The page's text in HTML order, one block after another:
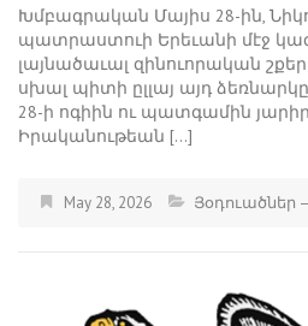
Խմբագրական Մայիս 28-ին,
պատրաստուի Երեւանի մէջ
լայնածաւալ զինուորական
սխալ պիտի ըլլայ այդ
28-ի ոգիին ու պատգամին
Իրականութեան […]
May 28, 2026 Յօդուածներ